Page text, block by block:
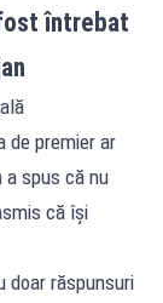
întrebat
de premier ar
a spus că nu
că își
doar răspunsuri